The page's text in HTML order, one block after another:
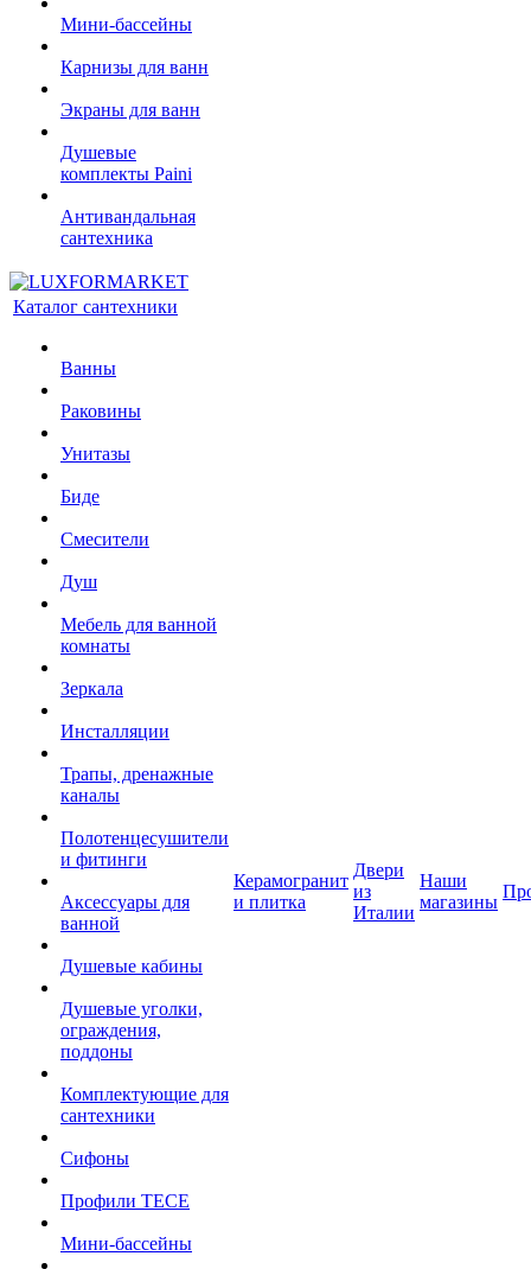
Мини-бассейны
Карнизы для ванн
Экраны для ванн
Душевые
комплекты Paini
Антивандальная
сантехника
Каталог сантехники
Ванны
Раковины
Унитазы
Биде
Смесители
Душ
Мебель для ванной
комнаты
Зеркала
Инсталляции
Трапы, дренажные
каналы
Полотенцесушители
и фитинги
Аксессуары для
ванной
Душевые кабины
Душевые уголки,
ограждения,
поддоны
Комплектующие для
сантехники
Сифоны
Профили TECE
Мини-бассейны
Керамогранит
и плитка
Двери
из
Италии
Наши
магазины